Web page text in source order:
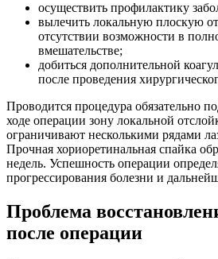
осуществить профилактику
вылечить локальную плоскую
отсутствии возможности в
вмешательстве;
добиться дополнительной
после проведения
Проводится процедура обязательно
ходе операции зону локальной
ограничивают несколькими рядами
Прочная хориоретинальная спайка
недель. Успешность операции
прогрессирования болезни и
Проблема
после операции